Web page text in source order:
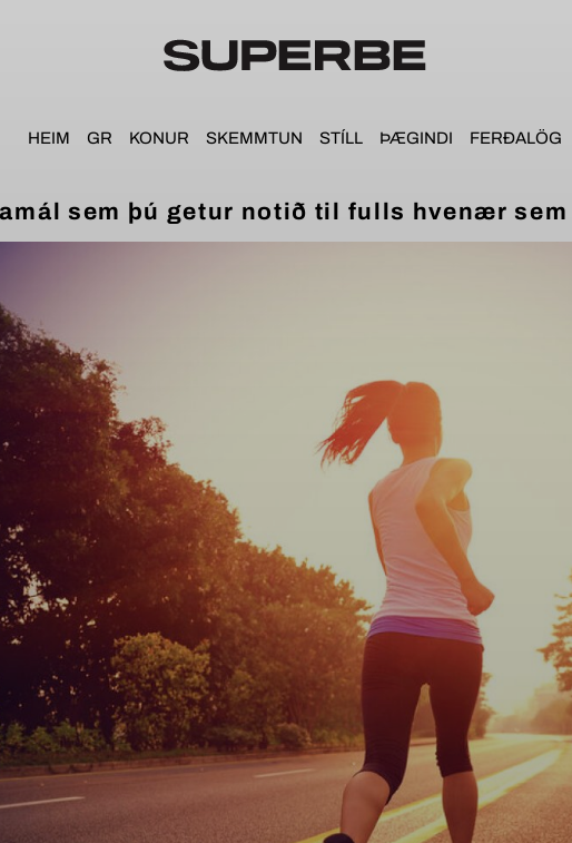
HEIM GR KONUR SKEMMTUN STÍLL ÞÆGINDI FERÐALÖG
sem þú getur notið til fulls hvenær sem